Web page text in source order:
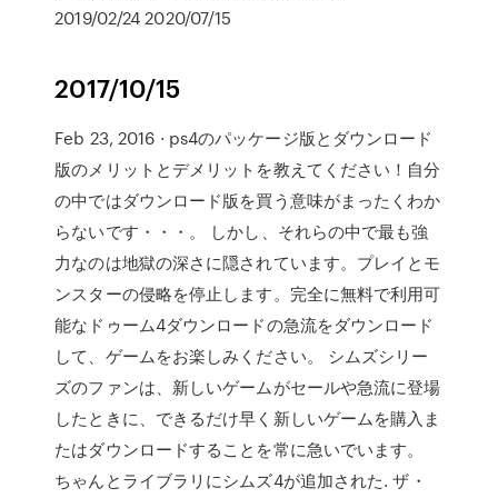
2019/02/24 2020/07/15
2017/10/15
Feb 23, 2016 · ps4のパッケージ版とダウンロード
版のメリットとデメリットを教えてください！自分
の中ではダウンロード版を買う意味がまったくわか
らないです・・・。 しかし、それらの中で最も強
力なのは地獄の深さに隠されています。プレイとモ
ンスターの侵略を停止します。完全に無料で利用可
能なドゥーム4ダウンロードの急流をダウンロード
して、ゲームをお楽しみください。 シムズシリー
ズのファンは、新しいゲームがセールや急流に登場
したときに、できるだけ早く新しいゲームを購入ま
たはダウンロードすることを常に急いでいます。
ちゃんとライブラリにシムズ4が追加された. ザ・